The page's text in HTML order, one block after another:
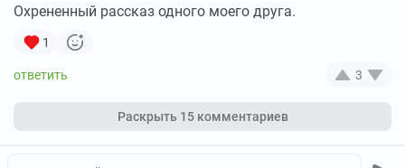
Охрененный рассказ одного моего друга.
1
3
Раскрыть 15 комментариев